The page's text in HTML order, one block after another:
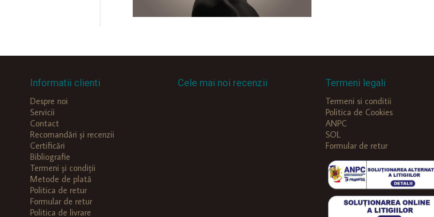
Informatii clienti
Despre noi
Servicii
Contact
Recomandări și recenzii
Certificări
Bibliografie
Termeni și condiții
Metode de plată
Politica de retur
Formular de retur
Politica de livrare
Cele mai noi recenzii Termeni legali
Termeni si conditii
Politica de Cookies
ANPC
SOL
Formular de retur